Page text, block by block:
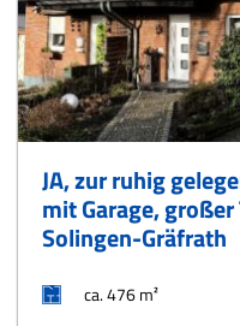
JA, zur ruhig
mit Garage,
Solingen-Gräfrath
ca. 476 m²